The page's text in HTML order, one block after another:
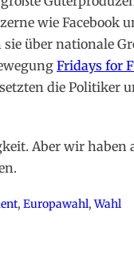
wie Facebook
über nationale
Fridays for
setzten die Politiker
Aber wir haben
, Europawahl,Wahl